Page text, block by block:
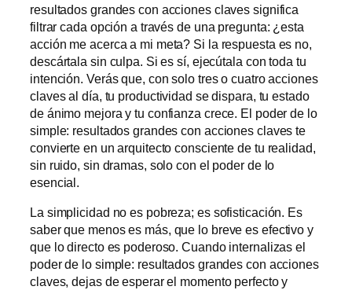
resultados grandes con acciones claves significa
filtrar cada opción a través de una pregunta: ¿esta
acción me acerca a mi meta? Si la respuesta es no,
descártala sin culpa. Si es sí, ejecútala con toda tu
intención. Verás que, con solo tres o cuatro acciones
claves al día, tu productividad se dispara, tu estado
de ánimo mejora y tu confianza crece. El poder de lo
simple: resultados grandes con acciones claves te
convierte en un arquitecto consciente de tu realidad,
sin ruido, sin dramas, solo con el poder de lo
esencial.
La simplicidad no es pobreza; es sofisticación. Es
saber que menos es más, que lo breve es efectivo y
que lo directo es poderoso. Cuando internalizas el
poder de lo simple: resultados grandes con acciones
claves, dejas de esperar el momento perfecto y